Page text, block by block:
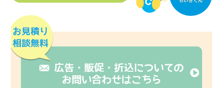
広告・販促・折込についての
お問い合わせはこちら